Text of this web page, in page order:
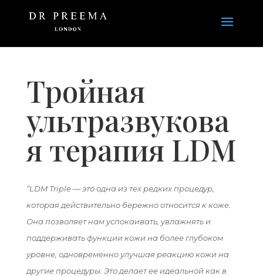
Тройная
ультразвукова
я терапия LDM
“LDM Triple — это одна из тех редких процедур,
которая действительно бережно относится к коже.
Она позволяет нам успокаивать, увлажнять и
поддерживать функции кожи на более глубоком
уровне, одновременно улучшая реакцию кожи на
другие процедуры. Это делает ее идеальной как в